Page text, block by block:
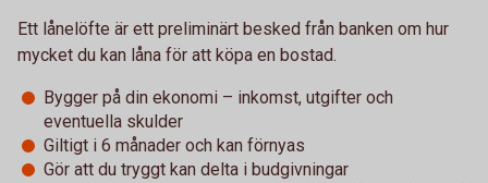
Ett lånelöfte är ett preliminärt besked från banken om hur
mycket du kan låna för att köpa en bostad.
Bygger på din ekonomi – inkomst, utgifter och
eventuella skulder
Giltigt i 6 månader och kan förnyas
Gör att du tryggt kan delta i budgivningar